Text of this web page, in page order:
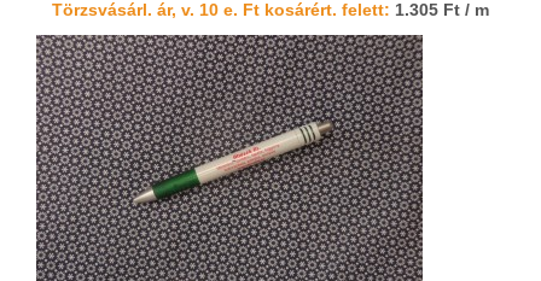
Törzsvásárl. ár, v. 10 e. Ft kosárért. felett: 1.305 Ft / m